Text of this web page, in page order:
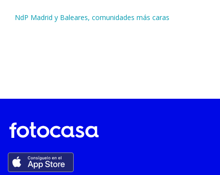
NdP Madrid y Baleares, comunidades más caras